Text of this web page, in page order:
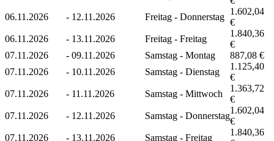
06.11.2026
- 12.11.2026 Freitag - Donnerstag
1.602,04
€
06.11.2026
- 13.11.2026 Freitag - Freitag
1.840,36
€
07.11.2026
- 09.11.2026 Samstag - Montag
887,08 €
07.11.2026
- 10.11.2026 Samstag - Dienstag
1.125,40
€
07.11.2026
- 11.11.2026 Samstag - Mittwoch
1.363,72
€
07.11.2026
- 12.11.2026 Samstag - Donnerstag
1.602,04
€
07.11.2026
- 13.11.2026 Samstag - Freitag
1.840,36